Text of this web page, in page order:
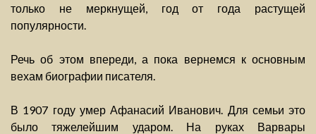
только не меркнущей, год от года растущей
популярности.
Речь об этом впереди, а пока вернемся к основным
вехам биографии писателя.
В 1907 году умер Афанасий Иванович. Для семьи это
было тяжелейшим ударом. На руках Варвары